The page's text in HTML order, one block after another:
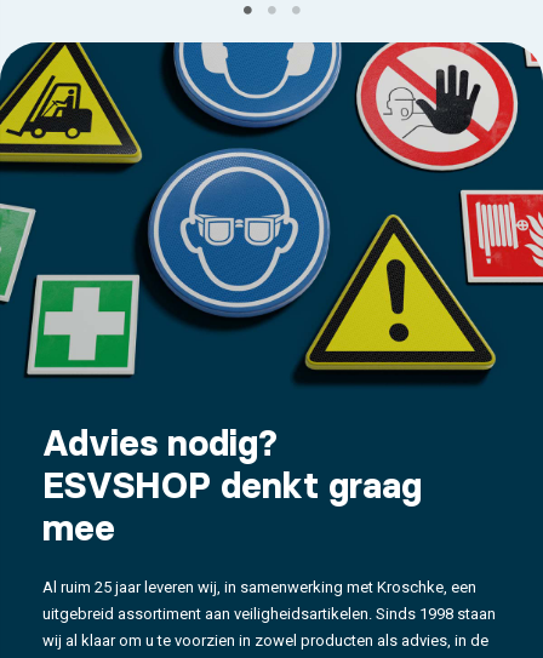
Advies nodig?
ESVSHOP denkt graag
mee
Al ruim 25 jaar leveren wij, in samenwerking met Kroschke, een
uitgebreid assortiment aan veiligheidsartikelen. Sinds 1998 staan
wij al klaar om u te voorzien in zowel producten als advies, in de